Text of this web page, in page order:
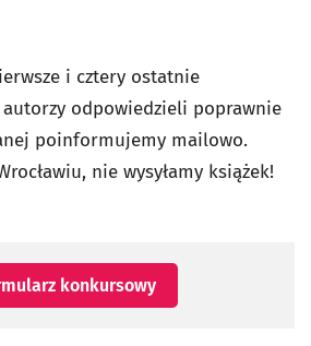
i cztery ostatnie
autorzy odpowiedzieli poprawnie
poinformujemy mailowo.
nie wysyłamy książek!
konkursowy